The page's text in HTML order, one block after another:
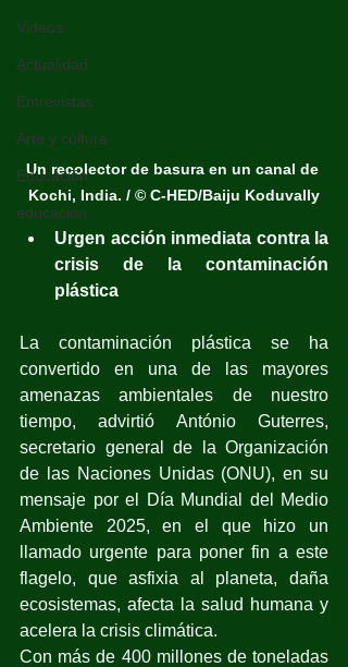
Videos
Actualidad
Entrevistas
Arte y cultura
Educación
educación
Un recolector de basura en un canal de
Kochi, India. / © C-HED/Baiju Koduvally
Urgen acción inmediata contra la
crisis de la contaminación
plástica
La contaminación plástica se ha
convertido en una de las mayores
amenazas ambientales de nuestro
tiempo, advirtió António Guterres,
secretario general de la Organización
de las Naciones Unidas (ONU), en su
mensaje por el Día Mundial del Medio
Ambiente 2025, en el que hizo un
llamado urgente para poner fin a este
flagelo, que asfixia al planeta, daña
ecosistemas, afecta la salud humana y
acelera la crisis climática.
Con más de 400 millones de toneladas